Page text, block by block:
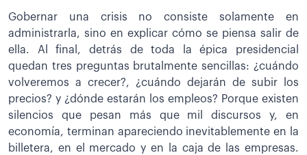
Gobernar una crisis no consiste solamente en
administrarla, sino en explicar cómo se piensa salir de
ella. Al final, detrás de toda la épica presidencial
quedan tres preguntas brutalmente sencillas: ¿cuándo
volveremos a crecer?, ¿cuándo dejarán de subir los
precios? y ¿dónde estarán los empleos? Porque existen
silencios que pesan más que mil discursos y, en
economía, terminan apareciendo inevitablemente en la
billetera, en el mercado y en la caja de las empresas.